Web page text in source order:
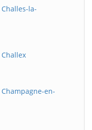
la-
en-